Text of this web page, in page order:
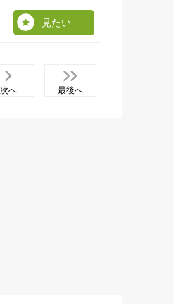
見たい
次へ 最後へ